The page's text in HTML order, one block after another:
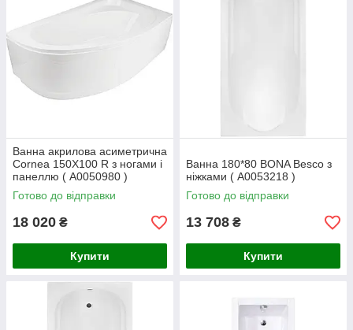
Ванна акрилова асиметрична
Cornea 150X100 R з ногами і
панеллю ( А0050980 )
Готово до відправки
18 020 ₴
Купити
Ванна 180*80 BONA Besco з
ніжками ( А0053218 )
Готово до відправки
13 708 ₴
Купити